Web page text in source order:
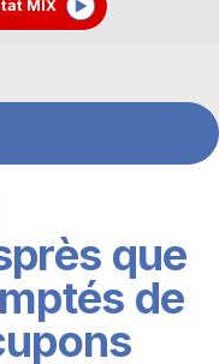
MIX
que
de